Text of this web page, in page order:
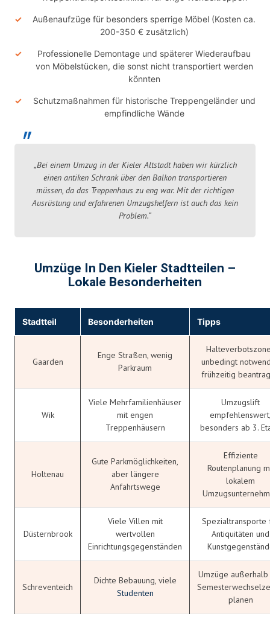
Außenaufzüge für besonders sperrige Möbel (Kosten ca.
200-350 € zusätzlich)
Professionelle Demontage und späterer Wiederaufbau
von Möbelstücken, die sonst nicht transportiert werden
könnten
Schutzmaßnahmen für historische Treppengeländer und
empfindliche Wände
„Bei einem Umzug in der Kieler Altstadt haben wir kürzlich
einen antiken Schrank über den Balkon transportieren
müssen, da das Treppenhaus zu eng war. Mit der richtigen
Ausrüstung und erfahrenen Umzugshelfern ist auch das kein
Problem.“
Umzüge In Den Kieler Stadtteilen –
Lokale Besonderheiten
Stadtteil Besonderheiten Tipps
Gaarden
Enge Straßen, wenig
Parkraum
unbedingt
frühzeitig
Wik
Viele Mehrfamilienhäuser
mit engen
Treppenhäusern
Umzugslift
besonders ab 3.
Holtenau
Gute Parkmöglichkeiten,
aber längere
Anfahrtswege
Effiziente
Routenplanung
lokalem
Düsternbrook
Viele Villen mit
wertvollen
Einrichtungsgegenständen
Spezialtransporte
Antiquitäten und
Schreventeich
Dichte Bebauung, viele
Studenten
Umzüge
planen